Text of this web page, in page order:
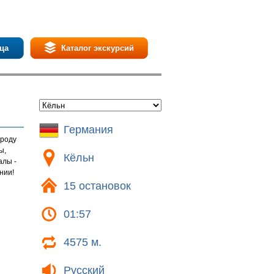
Каталог экскурсий
-
Германия
Кёльн
15 остановок
01:57
4575 м.
Русский